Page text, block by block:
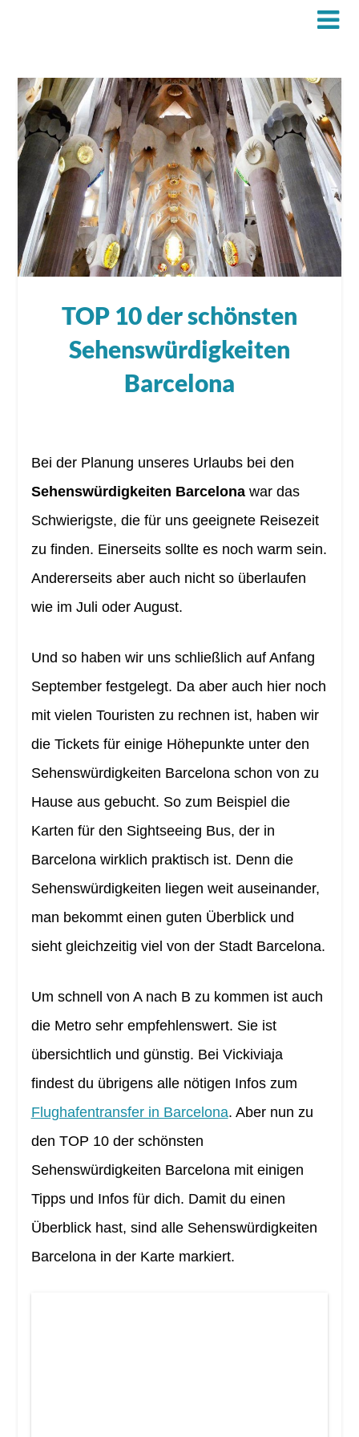
TOP 10 der schönsten
Sehenswürdigkeiten
Barcelona
Bei der Planung unseres Urlaubs bei den
Sehenswürdigkeiten Barcelona war das
Schwierigste, die für uns geeignete Reisezeit
zu finden. Einerseits sollte es noch warm sein.
Andererseits aber auch nicht so überlaufen
wie im Juli oder August.
Und so haben wir uns schließlich auf Anfang
September festgelegt. Da aber auch hier noch
mit vielen Touristen zu rechnen ist, haben wir
die Tickets für einige Höhepunkte unter den
Sehenswürdigkeiten Barcelona schon von zu
Hause aus gebucht. So zum Beispiel die
Karten für den Sightseeing Bus, der in
Barcelona wirklich praktisch ist. Denn die
Sehenswürdigkeiten liegen weit auseinander,
man bekommt einen guten Überblick und
sieht gleichzeitig viel von der Stadt Barcelona.
Um schnell von A nach B zu kommen ist auch
die Metro sehr empfehlenswert. Sie ist
übersichtlich und günstig. Bei Vickiviaja
findest du übrigens alle nötigen Infos zum
Flughafentransfer in Barcelona. Aber nun zu
den TOP 10 der schönsten
Sehenswürdigkeiten Barcelona mit einigen
Tipps und Infos für dich. Damit du einen
Überblick hast, sind alle Sehenswürdigkeiten
Barcelona in der Karte markiert.